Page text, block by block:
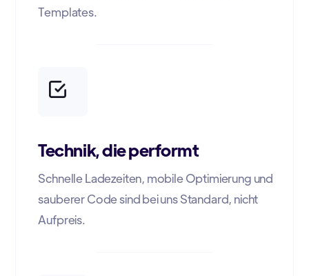
Templates.
Technik, die performt
Schnelle Ladezeiten, mobile Optimierung und
sauberer Code sind bei uns Standard, nicht
Aufpreis.